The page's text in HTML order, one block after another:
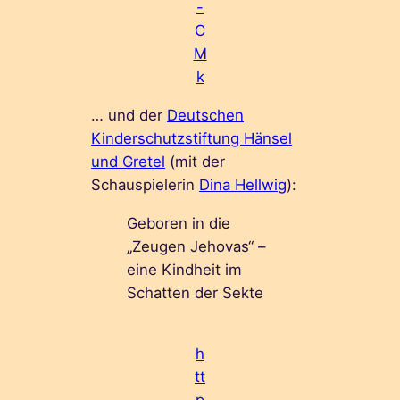
-
C
M
k
… und der Deutschen
Kinderschutzstiftung Hänsel
und Gretel (mit der
Schauspielerin Dina Hellwig):
Geboren in die
„Zeugen Jehovas“ –
eine Kindheit im
Schatten der Sekte
h
tt